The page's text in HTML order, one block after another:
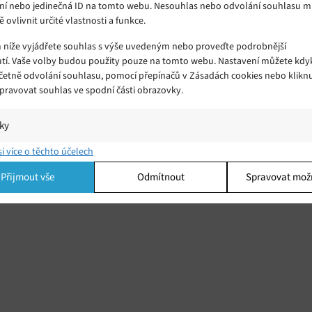
nebo jedinečná ID na tomto webu. Nesouhlas nebo odvolání souhlasu
ovlivnit určité vlastnosti a funkce.
vyjádřete souhlas s výše uvedeným nebo proveďte podrobnější
Vaše volby budou použity pouze na tomto webu. Nastavení můžete
odvolání souhlasu, pomocí přepínačů v Zásadách cookies nebo
souhlas ve spodní části obrazovky.
a/nebo přístup k informacím v zařízení, Porozumění publiku
kombinací údajů z různých zdrojů.
více o těchto účelech
Přijmout vše Odmítnout Spravovat